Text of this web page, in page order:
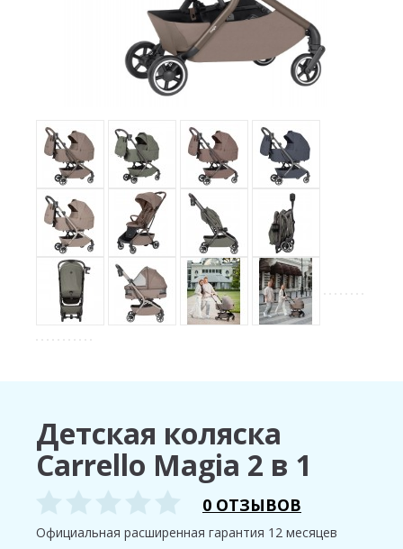
Детская коляска
Carrello Magia 2 в 1
0 ОТЗЫВОВ
Официальная расширенная гарантия 12 месяцев